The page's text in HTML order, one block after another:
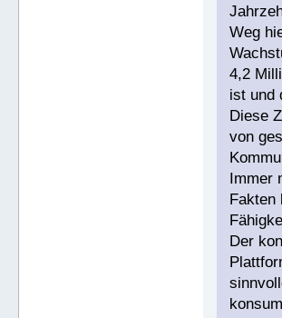
Weg
4,2
ist und
Diese
von
Immer
Fakten
Der